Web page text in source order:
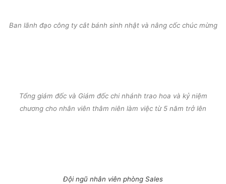
Ban lãnh đạo công ty cắt bánh sinh nhật và nâng cốc chúc mừng
Tổng giám đốc và Giám đốc chi nhánh trao hoa và kỷ niệm
chương cho nhân viên thâm niên làm việc từ 5 năm trở lên
Đội ngũ nhân viên phòng Sales